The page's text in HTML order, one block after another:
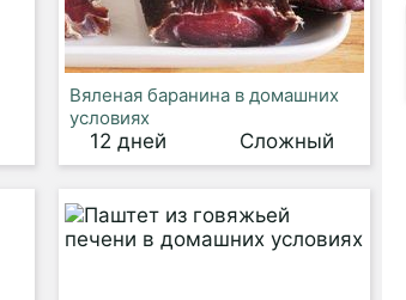
Вяленая баранина в домашних
условиях
12 дней Сложный